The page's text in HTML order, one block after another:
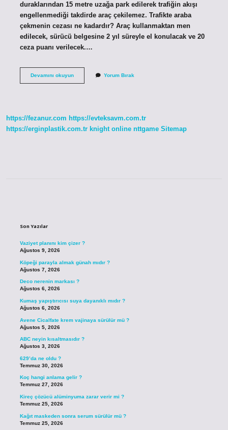
duraklarından 15 metre uzağa park edilerek trafiğin akışı
engellenmediği takdirde araç çekilemez. Trafikte araba
çekmenin cezası ne kadardır? Araç kullanmaktan men
edilecek, sürücü belgesine 2 yıl süreyle el konulacak ve 20
ceza puanı verilecek.…
Devamını okuyunArabayla
Yorum Bırak
https://fezanur.com https://evteksavm.com.tr
https://erginplastik.com.tr knight online nttgame Sitemap
Son Yazılar
Vaziyet planını kim çizer ?
Ağustos 9, 2026
Köpeği parayla almak günah mıdır ?
Ağustos 7, 2026
Deco nerenin markası ?
Ağustos 6, 2026
Kumaş yapıştırıcısı suya dayanıklı mıdır ?
Ağustos 6, 2026
Avene Cicalfate krem vajinaya sürülür mü ?
Ağustos 5, 2026
ABC neyin kısaltmasıdır ?
Ağustos 3, 2026
629’da ne oldu ?
Temmuz 30, 2026
Koç hangi anlama gelir ?
Temmuz 27, 2026
Kireç çözücü alüminyuma zarar verir mi ?
Temmuz 25, 2026
Kağıt maskeden sonra serum sürülür mü ?
Temmuz 25, 2026